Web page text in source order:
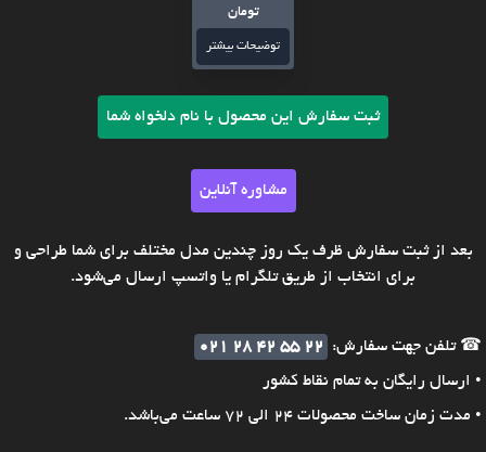
تومان
توضیحات بیشتر
ثبت سفارش این محصول با نام دلخواه شما
مشاوره آنلاین
بعد از ثبت سفارش ظرف یک روز چندین مدل مختلف برای شما طراحی و
برای انتخاب از طریق تلگرام یا واتسپ ارسال می‌شود.
☎ تلفن جهت سفارش:
021 28 42 55 22
• ارسال رایگان به تمام نقاط کشور
• مدت زمان ساخت محصولات 24 الی 72 ساعت می‌باشد.